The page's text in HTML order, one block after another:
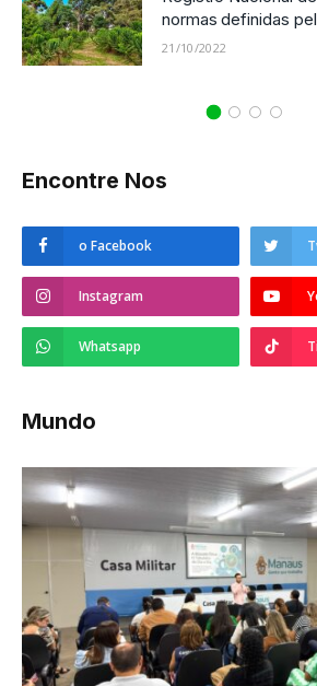
normas definidas
21/10/2022
Encontre Nos
o Facebook
Instagram
Whatsapp
Mundo